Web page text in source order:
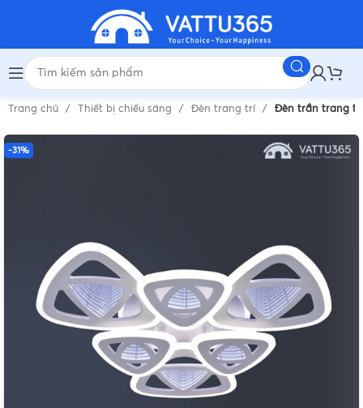
Trang chủ Thiết bị chiếu sáng Đèn trang trí Đèn trần trang trí
-31%